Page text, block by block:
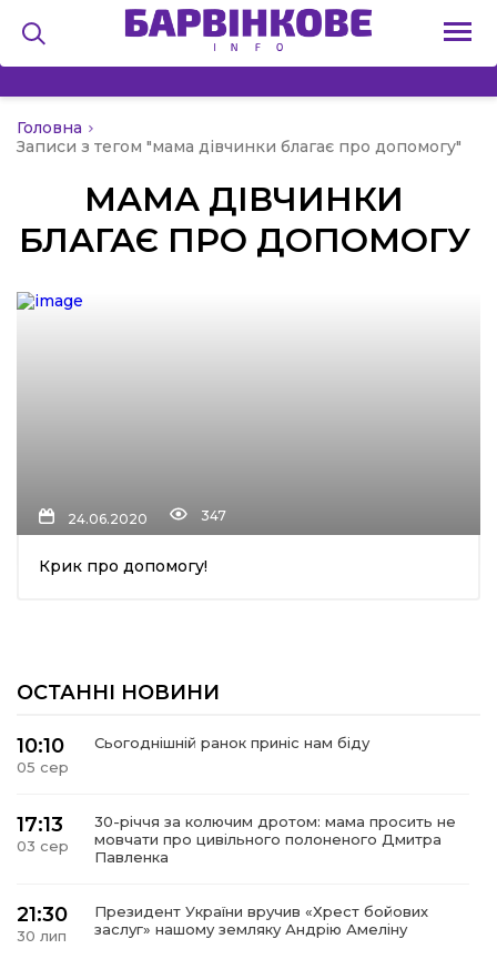
Головна
Записи з тегом "мама дівчинки благає про допомогу"
МАМА ДІВЧИНКИ
БЛАГАЄ ПРО ДОПОМОГУ
24.06.2020 347
Крик про допомогу!
ОСТАННІ НОВИНИ
10:10
05 сер
Сьогоднішній ранок приніс нам біду
17:13
03 сер
30-річчя за колючим дротом: мама просить не
мовчати про цивільного полоненого Дмитра
Павленка
21:30
30 лип
Президент України вручив «Хрест бойових
заслуг» нашому земляку Андрію Амеліну